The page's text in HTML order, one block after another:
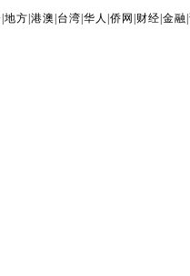
|地方 |港澳 台湾 |华人 |侨网 财经 |金融 |